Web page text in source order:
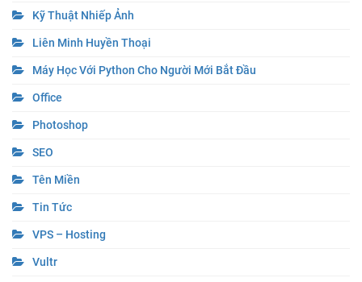
Kỹ Thuật Nhiếp Ảnh
Liên Minh Huyền Thoại
Máy Học Với Python Cho Người Mới Bắt Đầu
Office
Photoshop
SEO
Tên Miền
Tin Tức
VPS – Hosting
Vultr